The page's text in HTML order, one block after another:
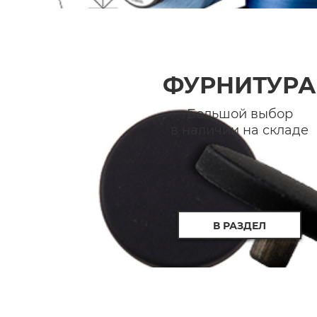
ФУРНИТУРА
Большой выбор
в наличии на складе
В РАЗДЕЛ